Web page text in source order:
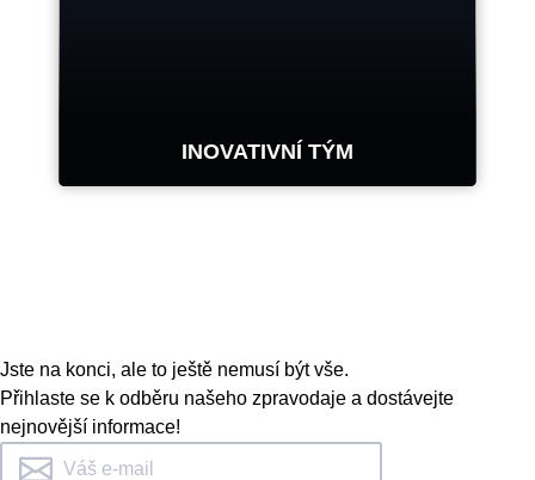
VYŽÁDAT SI SERVISNÍ ZÁSAH
INOVATIVNÍ TÝM
tým strojních, elektro a
softwarových inženýrů.
Jste na konci, ale to ještě nemusí být vše.
Přihlaste se k odběru našeho zpravodaje a dostávejte
nejnovější informace!